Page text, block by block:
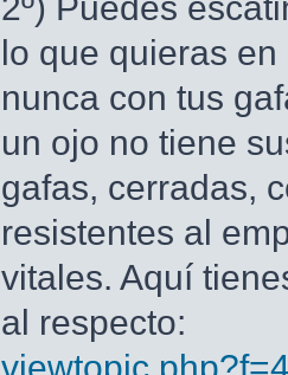
lo que quieras
nunca con tus
un ojo no tiene
gafas, cerradas,
resistentes al
vitales. Aquí
al respecto: